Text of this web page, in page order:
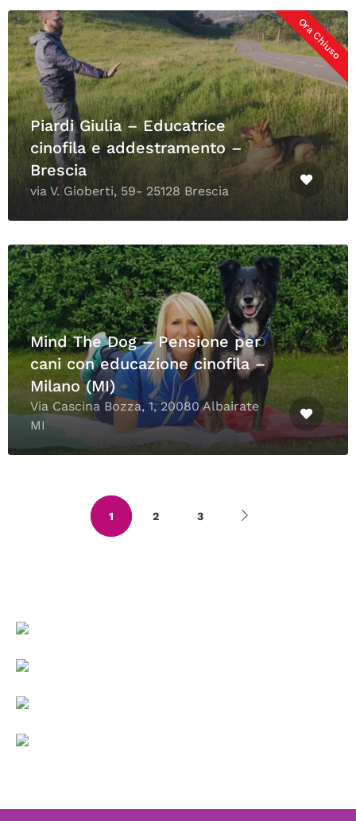
Ora Chiuso
Piardi Giulia – Educatrice
cinofila e addestramento –
Brescia
via V. Gioberti, 59- 25128 Brescia
Mind The Dog – Pensione per
cani con educazione cinofila –
Milano (MI)
Via Cascina Bozza, 1, 20080 Albairate
MI
1 2 3